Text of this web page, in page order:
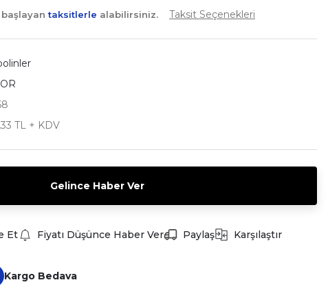
başlayantaksitlerle alabilirsiniz. Taksit Seçenekleri
TL + KDV
Gelince Haber Ver
Et Fiyatı Düşünce Haber Ver Paylaş Karşılaştır
Kargo Bedava